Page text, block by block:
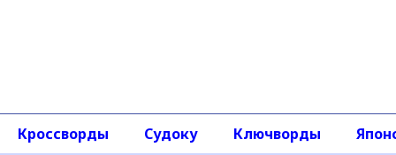
Кроссворды Судоку Ключворды